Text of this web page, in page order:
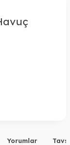
Yorumlar